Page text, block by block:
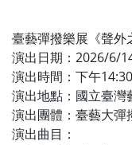
臺藝彈撥樂展《聲外
演出日期：2026/6/
演出時間：下午14:30
演出地點：國立臺灣
演出團體：臺藝大彈
演出曲目：